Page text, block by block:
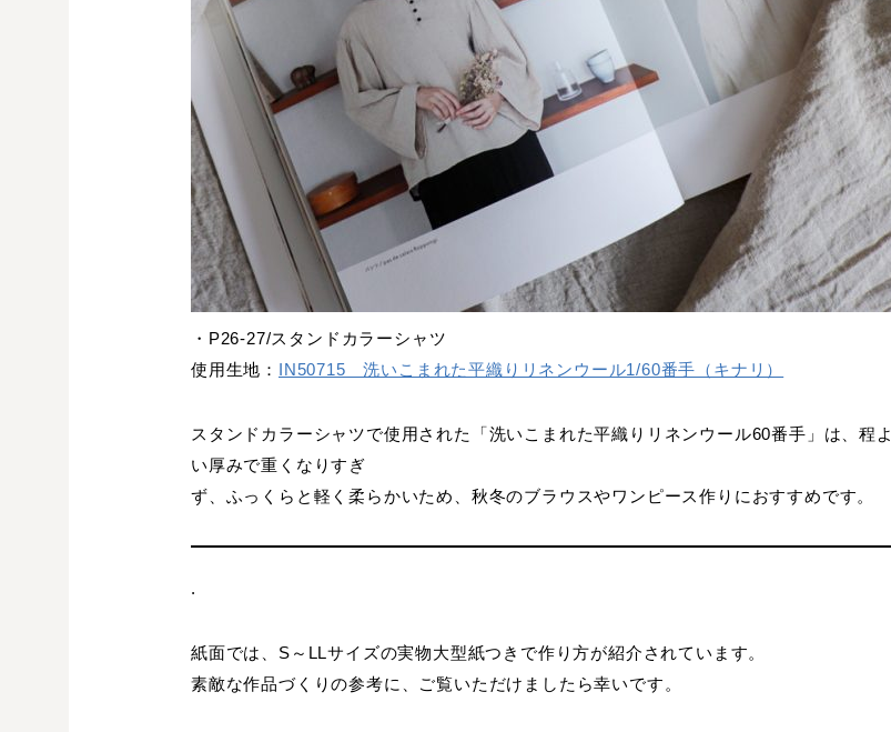
・P26-27/スタンドカラーシャツ
使用生地： IN50715 洗いこまれた平織りリネンウール1/60番手（キナリ）
スタンドカラーシャツで使用された「洗いこまれた平織りリネンウール60番手」は、程よ
い厚みで重くなりすぎ
ず、ふっくらと軽く柔らかいため、秋冬のブラウスやワンピース作りにおすすめです。
.
紙面では、S～LLサイズの実物大型紙つきで作り方が紹介されています。
素敵な作品づくりの参考に、ご覧いただけましたら幸いです。